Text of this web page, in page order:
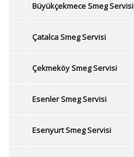
Büyükçekmece Smeg Servisi
Çatalca Smeg Servisi
Çekmeköy Smeg Servisi
Esenler Smeg Servisi
Esenyurt Smeg Servisi